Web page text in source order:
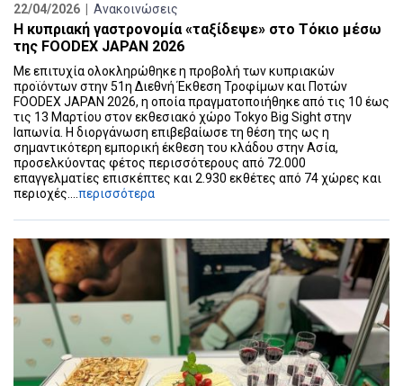
22/04/2026 | Ανακοινώσεις
Η κυπριακή γαστρονομία «ταξίδεψε» στο Τόκιο μέσω
της FOODEX JAPAN 2026
Με επιτυχία ολοκληρώθηκε η προβολή των κυπριακών
προϊόντων στην 51η Διεθνή Έκθεση Τροφίμων και Ποτών
FOODEX JAPAN 2026, η οποία πραγματοποιήθηκε από τις 10 έως
τις 13 Μαρτίου στον εκθεσιακό χώρο Tokyo Big Sight στην
Ιαπωνία. Η διοργάνωση επιβεβαίωσε τη θέση της ως η
σημαντικότερη εμπορική έκθεση του κλάδου στην Ασία,
προσελκύοντας φέτος περισσότερους από 72.000
επαγγελματίες επισκέπτες και 2.930 εκθέτες από 74 χώρες και
περιοχές.... περισσότερα